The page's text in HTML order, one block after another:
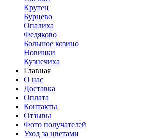
Крутец
Бурцево
Опалиха
Федяково
Большое козино
Новинки
Кузнечиха
Главная
О нас
Доставка
Оплата
Контакты
Отзывы
Фото получателей
Уход за цветами